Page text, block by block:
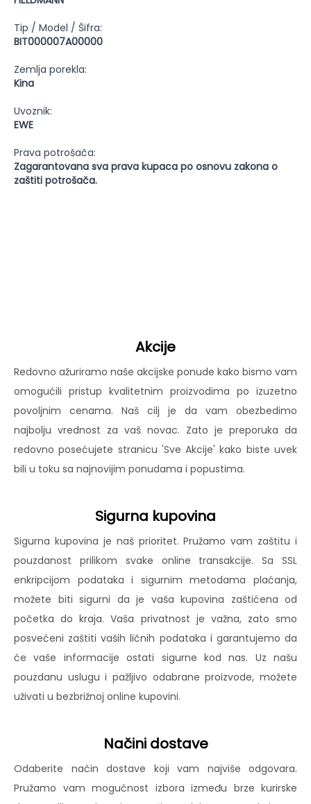
Tip / Model / Šifra:
BIT000007A00000
Zemlja porekla:
Kina
Uvoznik:
EWE
Prava potrošača:
Zagarantovana sva prava kupaca po osnovu zakona o
zaštiti potrošača.
Akcije
Redovno ažuriramo naše akcijske ponude kako bismo vam
omogućili pristup kvalitetnim proizvodima po izuzetno
povoljnim cenama. Naš cilj je da vam obezbedimo
najbolju vrednost za vaš novac. Zato je preporuka da
redovno posećujete stranicu 'Sve Akcije' kako biste uvek
bili u toku sa najnovijim ponudama i popustima.
Sigurna kupovina
Sigurna kupovina je naš prioritet. Pružamo vam zaštitu i
pouzdanost prilikom svake online transakcije. Sa SSL
enkripcijom podataka i sigurnim metodama plaćanja,
možete biti sigurni da je vaša kupovina zaštićena od
početka do kraja. Vaša privatnost je važna, zato smo
posvećeni zaštiti vaših ličnih podataka i garantujemo da
će vaše informacije ostati sigurne kod nas. Uz našu
pouzdanu uslugu i pažljivo odabrane proizvode, možete
uživati u bezbrižnoj online kupovini.
Načini dostave
Odaberite način dostave koji vam najviše odgovara.
Pružamo vam mogućnost izbora između brze kurirske